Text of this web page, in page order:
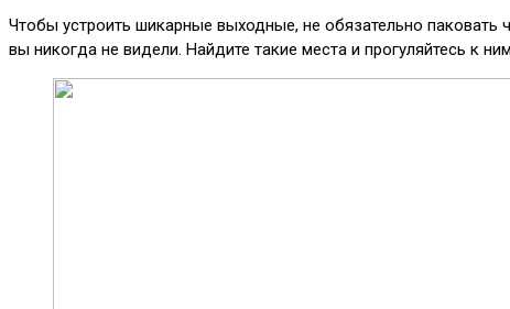
Чтобы устроить шикарные выходные, не обязательно
вы никогда не видели. Найдите такие места и прогуляйтесь к